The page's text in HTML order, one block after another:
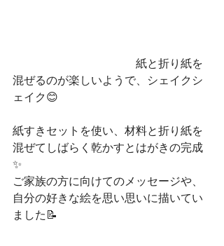
紙と折り紙を
混ぜるのが楽しいようで、シェイクシ
ェイク😊
紙すきセットを使い、材料と折り紙を
混ぜてしばらく乾かすとはがきの完成
✨
ご家族の方に向けてのメッセージや、
自分の好きな絵を思い思いに描いてい
ました📝